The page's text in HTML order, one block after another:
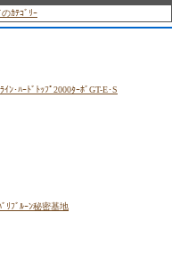
ｶﾃｺﾞﾘｰ
ﾝ･ﾊｰﾄﾞﾄｯﾌﾟ2000ﾀｰﾎﾞGT-E･S
ﾘﾌﾞﾙｰﾝ秘密基地